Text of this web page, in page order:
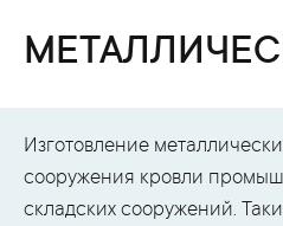
Изготовление
сооружения кровли
складских сооружений.